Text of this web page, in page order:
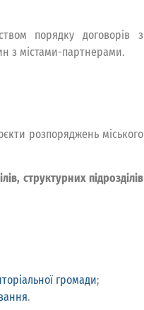
порядку договорів з
з містами-партнерами.
розпоряджень міського
структурних підрозділів
громади;
.